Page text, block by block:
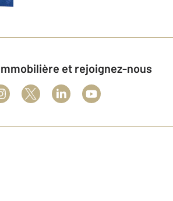
immobilière et rejoignez-nous